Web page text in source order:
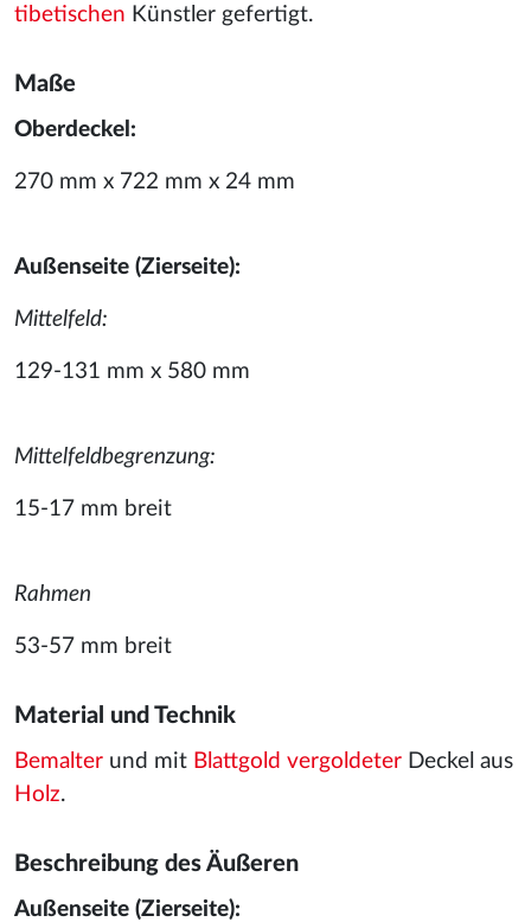
tibetischen Künstler gefertigt.
Maße
Oberdeckel:
270 mm x 722 mm x 24 mm
Außenseite (Zierseite):
Mittelfeld:
129-131 mm x 580 mm
Mittelfeldbegrenzung:
15-17 mm breit
Rahmen
53-57 mm breit
Material und Technik
Bemalter und mit Blattgold vergoldeter Deckel aus
Holz.
Beschreibung des Äußeren
Außenseite (Zierseite):